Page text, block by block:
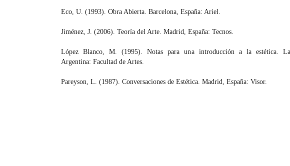
Eco, U. (1993). Obra Abierta. Barcelona, España: Ariel.
Jiménez, J. (2006). Teoría del Arte. Madrid, España: Tecnos.
López Blanco, M. (1995). Notas para una introducción a la estética.
Argentina: Facultad de Artes.
Pareyson, L. (1987). Conversaciones de Estética. Madrid, España: Visor.